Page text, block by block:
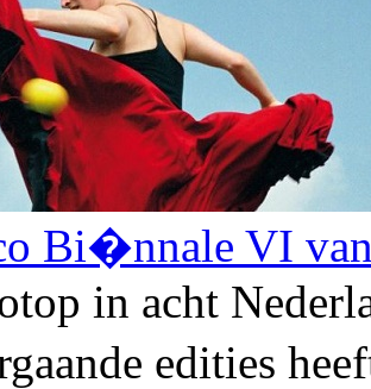
Bi�nnale VI
in acht
edities